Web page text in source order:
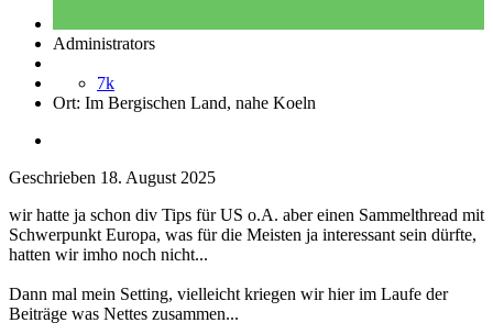
Administrators
7k
Ort: Im Bergischen Land, nahe Koeln
Geschrieben 18. August 2025
wir hatte ja schon div Tips für US o.A. aber einen Sammelthread mit
Schwerpunkt Europa, was für die Meisten ja interessant sein dürfte,
hatten wir imho noch nicht...
Dann mal mein Setting, vielleicht kriegen wir hier im Laufe der
Beiträge was Nettes zusammen...